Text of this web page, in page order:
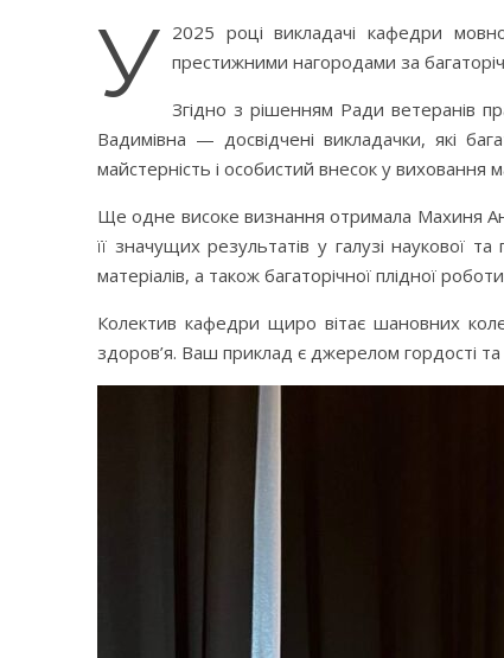
У 2025 році викладачі кафедри
престижними нагородами за
Згідно з рішенням Ради ветеранів
Вадимівна — досвідчені викладачки, які
майстерність і особистий внесок у виховання
Ще одне високе визнання отримала Махиня
її значущих результатів у галузі наукової
матеріалів, а також багаторічної плідної
Колектив кафедри щиро вітає шановних
здоров’я. Ваш приклад є джерелом гордості та